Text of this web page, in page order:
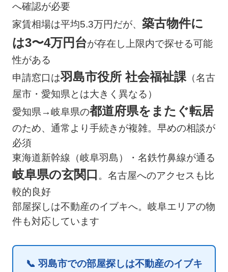
へ確認が必要
家賃相場は平均5.3万円だが、築古物件に
は3〜4万円台が存在し上限内で探せる可能
性がある
申請窓口は羽島市役所 社会福祉課（名古
屋市・愛知県とは大きく異なる）
愛知県→岐阜県の都道府県をまたぐ転居
のため、通常より手続きが複雑。早めの相談が
必須
東海道新幹線（岐阜羽島）・名鉄竹鼻線が通る
岐阜県の玄関口 。名古屋へのアクセスも比
較的良好
部屋探しは不動産のイブキへ。岐阜エリアの物
件も対応しています
📞 羽島市での部屋探しは不動産のイブキ